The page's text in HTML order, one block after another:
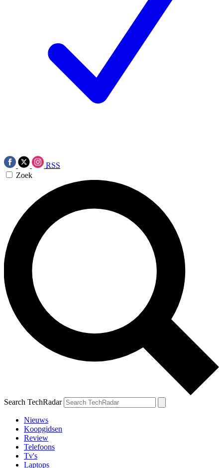
RSS
Zoek
Search TechRadar
Nieuws
Koopgidsen
Review
Telefoons
Tv's
Laptops